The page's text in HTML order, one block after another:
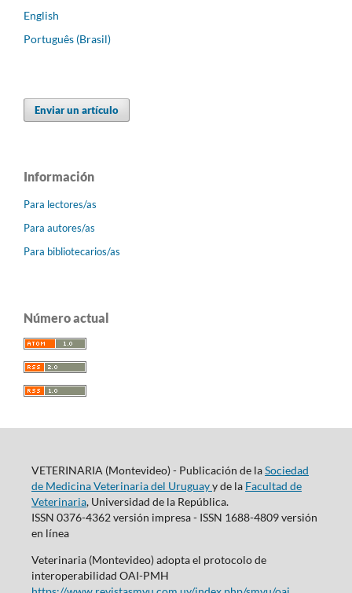
English
Português (Brasil)
Enviar un artículo
Información
Para lectores/as
Para autores/as
Para bibliotecarios/as
Número actual
VETERINARIA (Montevideo) - Publicación de laSociedad
de Medicina Veterinaria del Uruguayy de la Facultad de
Veterinaria, Universidad de la República.
ISSN 0376-4362 versión impresa - ISSN 1688-4809 versión
en línea
Veterinaria (Montevideo) adopta el protocolo de
interoperabilidad OAI-PMH